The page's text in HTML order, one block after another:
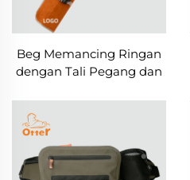
Beg Memancing Ringan
dengan Tali Pegang dan